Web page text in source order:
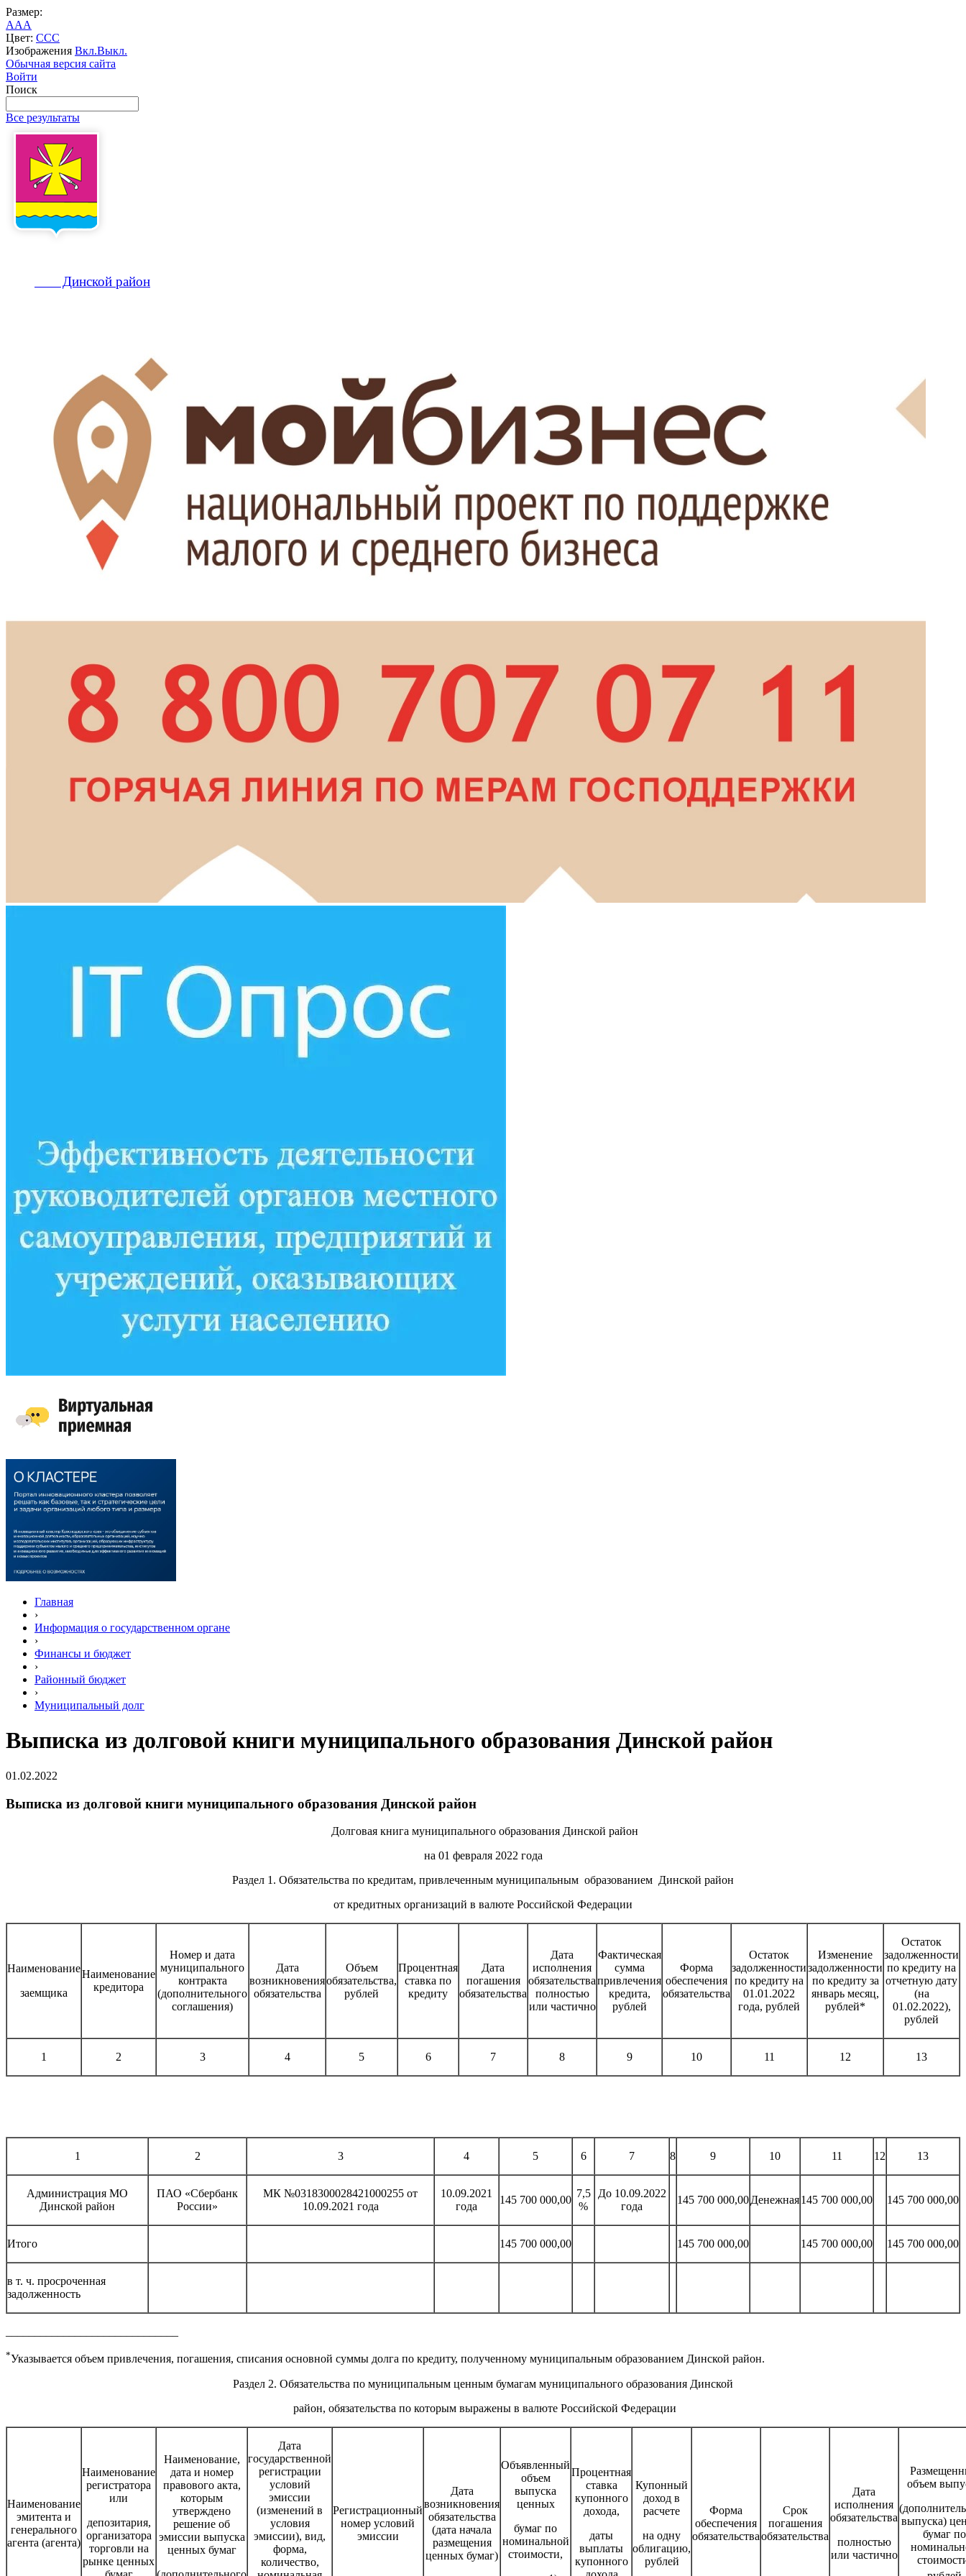
Размер:
AAA
Цвет: CCC
Изображения Вкл.Выкл.
Обычная версия сайта
Войти
Поиск
Все результаты
Динской район
Главная
›
Информация о государственном органе
›
Финансы и бюджет
›
Районный бюджет
›
Муниципальный долг
Выписка из долговой книги муниципального образования Динской район
01.02.2022
Выписка из долговой книги муниципального образования Динской район
Долговая книга муниципального образования Динской район
на 01 февраля 2022 года
Раздел 1. Обязательства по кредитам, привлеченным муниципальным образованием Динской район
от кредитных организаций в валюте Российской Федерации
Наименование
заемщика
Наименование
кредитора
Номер и дата
муниципального
контракта
(дополнительного
соглашения)
Дата
возникновения
обязательства
Объем
обязательства,
рублей
Процентная
ставка по
кредиту
Дата
погашения
обязательства
Дата
исполнения
обязательства
полностью
или частично
Фактическая
сумма
привлечения
кредита,
рублей
Форма
обеспечения
обязательства
Остаток
задолженности
по кредиту на
01.01.2022
года, рублей
Изменение
задолженности
по кредиту за
январь месяц,
рублей*
Остаток
задолженности
по кредиту на
отчетную дату
(на
01.02.2022),
рублей
1 2 3 4 5 6 7 8 9 10 11 12 13
1 2 3 4 5 6 7 8 9 10 11 12 13
Администрация МО
Динской район
ПАО «Сбербанк
России»
МК №0318300028421000255 от
10.09.2021 года
10.09.2021
года
145 700 000,00
7,5
%
До 10.09.2022
года
145 700 000,00Денежная145 700 000,00 145 700 000,00
Итого 145 700 000,00 145 700 000,00 145 700 000,00 145 700 000,00
в т. ч. просроченная
задолженность
*Указывается объем привлечения, погашения, списания основной суммы долга по кредиту, полученному муниципальным образованием Динской район.
Раздел 2. Обязательства по муниципальным ценным бумагам муниципального образования Динской
район, обязательства по которым выражены в валюте Российской Федерации
Наименование
эмитента и
генерального
агента (агента)
Наименование
регистратора
или
депозитария,
организатора
торговли на
рынке ценных
Наименование,
дата и номер
правового акта,
которым
утверждено
решение об
эмиссии выпуска
ценных бумаг
Дата
государственной
регистрации
условий
эмиссии
(изменений в
условия
эмиссии), вид,
форма,
количество,
Регистрационный
номер условий
эмиссии
Дата
возникновения
обязательства
(дата начала
размещения
ценных бумаг)
Объявленный
объем
выпуска
ценных
бумаг по
номинальной
стоимости,
Процентная
ставка
купонного
дохода,
даты
выплаты
купонного
Купонный
доход в
расчете
на одну
облигацию,
рублей
Форма
обеспечения
обязательства
Срок
погашения
обязательства
Дата
исполнения
обязательства
полностью
или частично
объем
выпуска)
бумаг по